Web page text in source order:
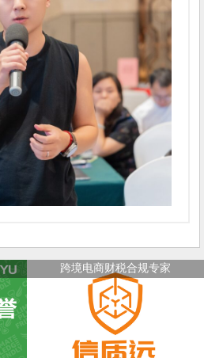
跨境电商财税合规专家